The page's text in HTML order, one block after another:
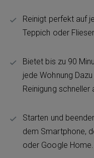
Reinigt perfekt auf
Teppich oder
Bietet bis zu 90
jede Wohnung
Reinigung schneller
Starten und
dem Smartphone,
oder Google